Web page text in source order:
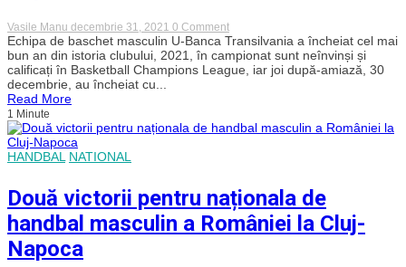
Vasile Manu decembrie 31, 2021 0 Commenton
U-
BT
Cluj-
Napoca
cu
calificare
în
„Final
Four-
Echipa de baschet masculin U-Banca Transilvania a încheiat cel mai
bun an din istoria clubului, 2021, în campionat sunt neînvinși și
calificați în Basketball Champions League, iar joi după-amiază, 30
decembrie, au încheiat cu...
Read More
1 Minute
HANDBAL NATIONAL
Două victorii pentru naționala de
handbal masculin a României la Cluj-
Napoca